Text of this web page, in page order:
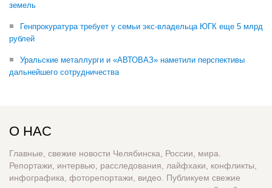
земель
Генпрокуратура требует у семьи экс-владельца ЮГК еще 5 млрд
рублей
Уральские металлурги и «АВТОВАЗ» наметили перспективы
дальнейшего сотрудничества
О НАС
Главные, свежие новости Челябинска, России, мира.
Репортажи, интервью, расследования, лайфхаки, конфликты,
инфографика, фоторепортажи, видео. Публикуем свежие